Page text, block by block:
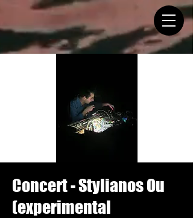
Concert - Stylianos Ou
(experimental